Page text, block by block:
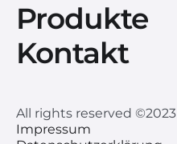
Produkte
Kontakt
All rights reserved ©2023
Impressum